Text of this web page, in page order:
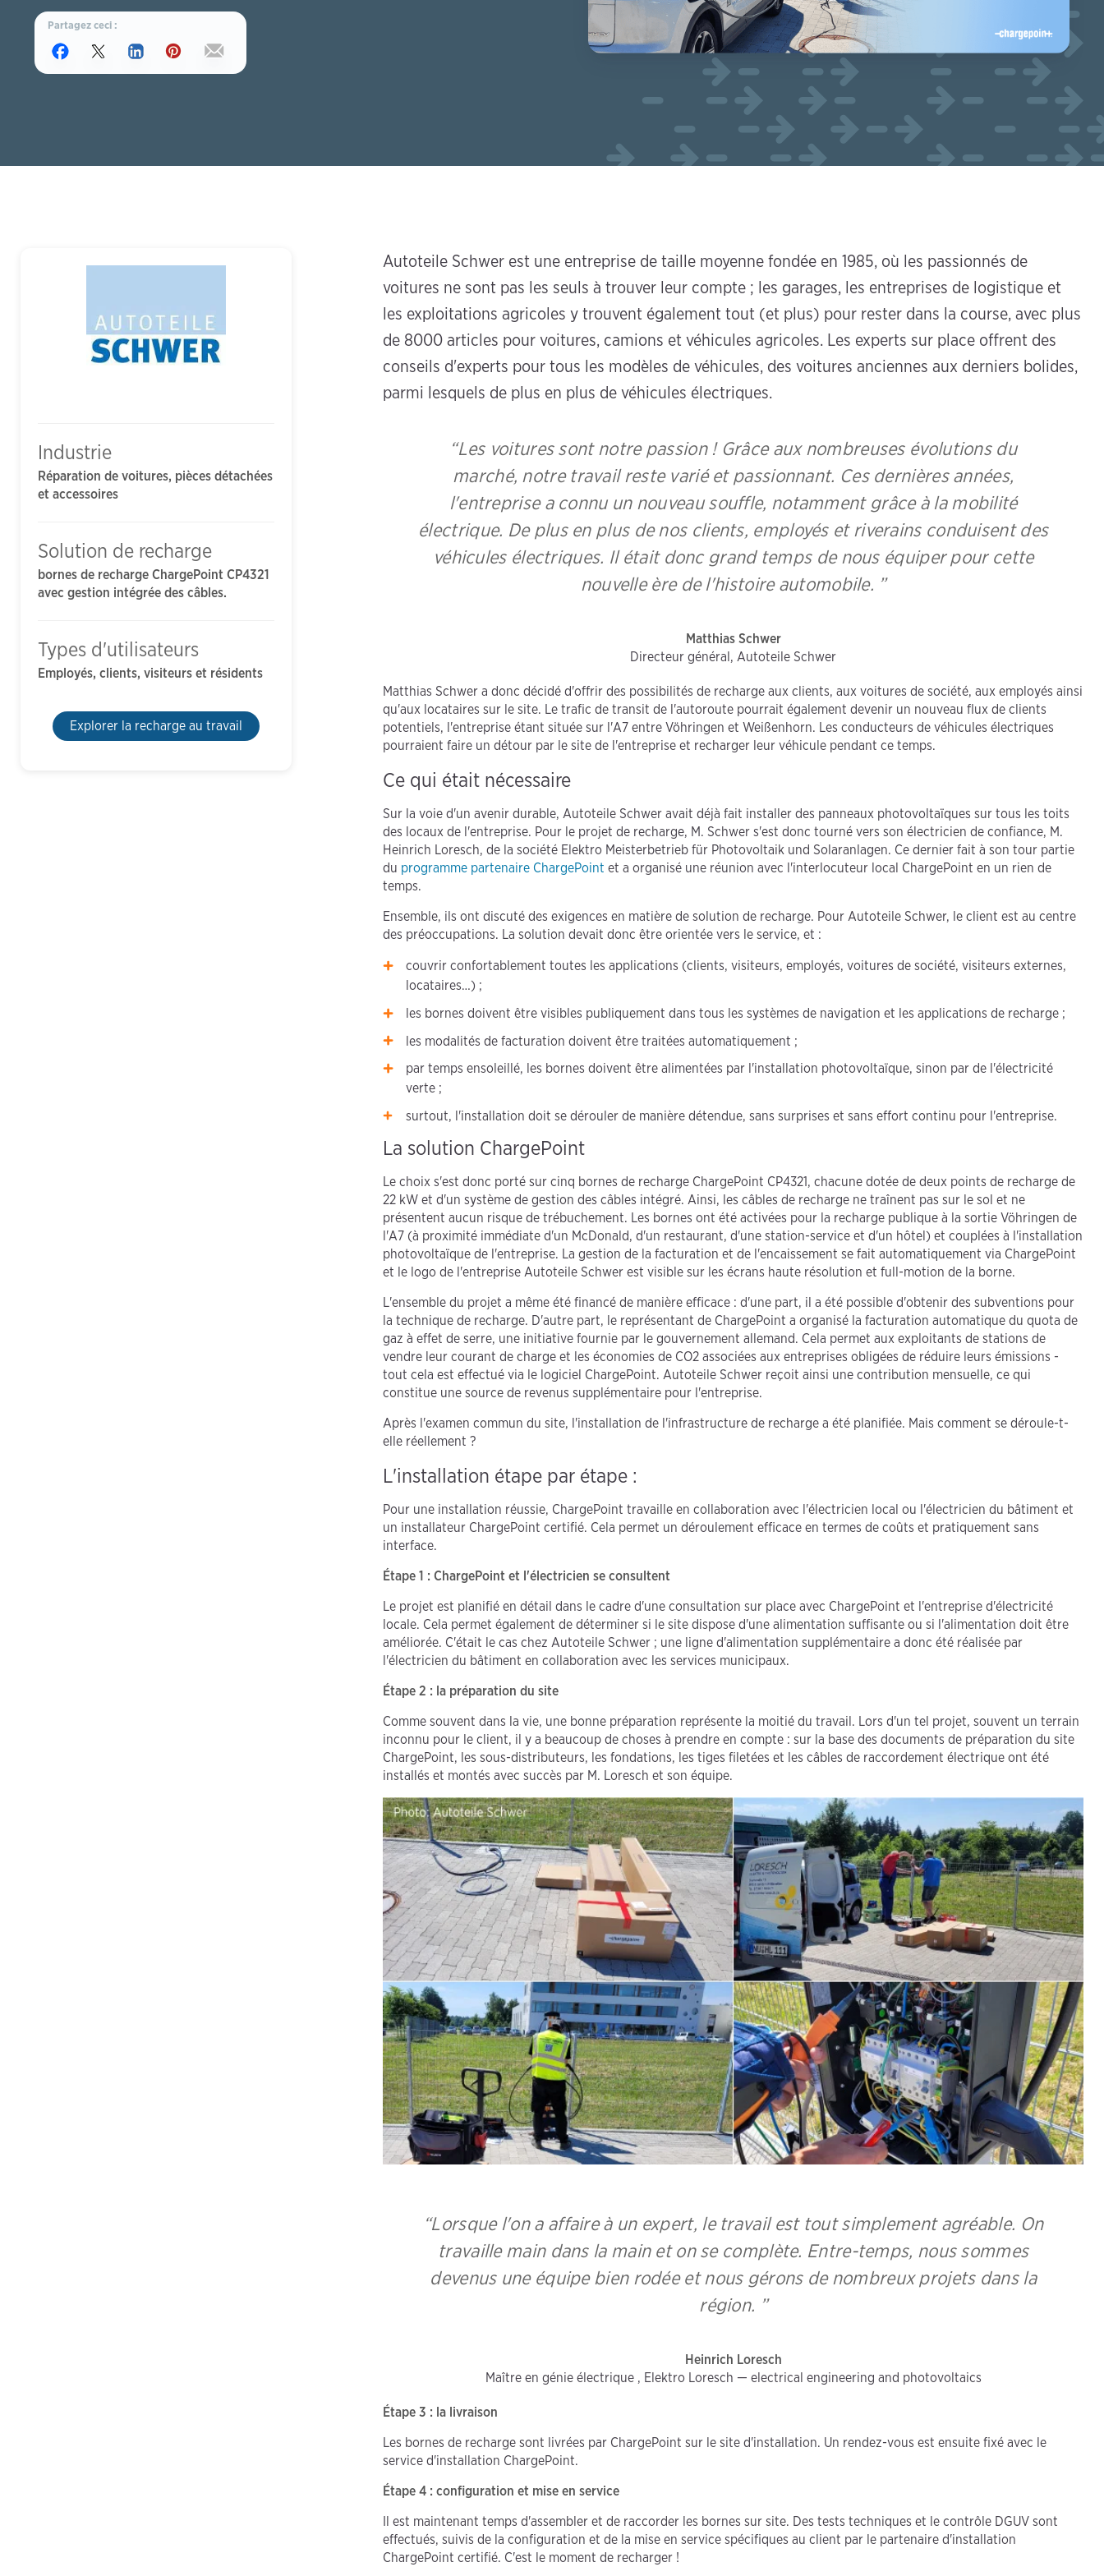
Partagez ceci :
Industrie
Réparation de voitures, pièces détachées
et accessoires
Solution de recharge
bornes de recharge ChargePoint CP4321
avec gestion intégrée des câbles.
Types d'utilisateurs
Employés, clients, visiteurs et résidents
Explorer la recharge au travail
Autoteile Schwer est une entreprise de taille moyenne fondée en 1985, où les passionnés de
voitures ne sont pas les seuls à trouver leur compte ; les garages, les entreprises de logistique et
les exploitations agricoles y trouvent également tout (et plus) pour rester dans la course, avec plus
de 8000 articles pour voitures, camions et véhicules agricoles. Les experts sur place offrent des
conseils d'experts pour tous les modèles de véhicules, des voitures anciennes aux derniers bolides,
parmi lesquels de plus en plus de véhicules électriques.
“Les voitures sont notre passion ! Grâce aux nombreuses évolutions du
marché, notre travail reste varié et passionnant. Ces dernières années,
l'entreprise a connu un nouveau souffle, notamment grâce à la mobilité
électrique. De plus en plus de nos clients, employés et riverains conduisent des
véhicules électriques. Il était donc grand temps de nous équiper pour cette
nouvelle ère de l'histoire automobile. ”
Matthias Schwer
Directeur général, Autoteile Schwer
Matthias Schwer a donc décidé d'offrir des possibilités de recharge aux clients, aux voitures de société, aux employés ainsi
qu'aux locataires sur le site. Le trafic de transit de l'autoroute pourrait également devenir un nouveau flux de clients
potentiels, l'entreprise étant située sur l'A7 entre Vöhringen et Weißenhorn. Les conducteurs de véhicules électriques
pourraient faire un détour par le site de l'entreprise et recharger leur véhicule pendant ce temps.
Ce qui était nécessaire
Sur la voie d'un avenir durable, Autoteile Schwer avait déjà fait installer des panneaux photovoltaïques sur tous les toits
des locaux de l'entreprise. Pour le projet de recharge, M. Schwer s'est donc tourné vers son électricien de confiance, M.
Heinrich Loresch, de la société Elektro Meisterbetrieb für Photovoltaik und Solaranlagen. Ce dernier fait à son tour partie
du programme partenaire ChargePoint et a organisé une réunion avec l'interlocuteur local ChargePoint en un rien de
temps.
Ensemble, ils ont discuté des exigences en matière de solution de recharge. Pour Autoteile Schwer, le client est au centre
des préoccupations. La solution devait donc être orientée vers le service, et :
couvrir confortablement toutes les applications (clients, visiteurs, employés, voitures de société, visiteurs externes,
locataires…) ;
les bornes doivent être visibles publiquement dans tous les systèmes de navigation et les applications de recharge ;
les modalités de facturation doivent être traitées automatiquement ;
par temps ensoleillé, les bornes doivent être alimentées par l'installation photovoltaïque, sinon par de l'électricité
verte ;
surtout, l'installation doit se dérouler de manière détendue, sans surprises et sans effort continu pour l'entreprise.
La solution ChargePoint
Le choix s'est donc porté sur cinq bornes de recharge ChargePoint CP4321, chacune dotée de deux points de recharge de
22 kW et d'un système de gestion des câbles intégré. Ainsi, les câbles de recharge ne traînent pas sur le sol et ne
présentent aucun risque de trébuchement. Les bornes ont été activées pour la recharge publique à la sortie Vöhringen de
l'A7 (à proximité immédiate d'un McDonald, d'un restaurant, d'une station-service et d'un hôtel) et couplées à l'installation
photovoltaïque de l'entreprise. La gestion de la facturation et de l'encaissement se fait automatiquement via ChargePoint
et le logo de l'entreprise Autoteile Schwer est visible sur les écrans haute résolution et full-motion de la borne.
L'ensemble du projet a même été financé de manière efficace : d'une part, il a été possible d'obtenir des subventions pour
la technique de recharge. D'autre part, le représentant de ChargePoint a organisé la facturation automatique du quota de
gaz à effet de serre, une initiative fournie par le gouvernement allemand. Cela permet aux exploitants de stations de
vendre leur courant de charge et les économies de CO2 associées aux entreprises obligées de réduire leurs émissions -
tout cela est effectué via le logiciel ChargePoint. Autoteile Schwer reçoit ainsi une contribution mensuelle, ce qui
constitue une source de revenus supplémentaire pour l'entreprise.
Après l'examen commun du site, l'installation de l'infrastructure de recharge a été planifiée. Mais comment se déroule-t-
elle réellement ?
L'installation étape par étape :
Pour une installation réussie, ChargePoint travaille en collaboration avec l'électricien local ou l'électricien du bâtiment et
un installateur ChargePoint certifié. Cela permet un déroulement efficace en termes de coûts et pratiquement sans
interface.
Étape 1 : ChargePoint et l'électricien se consultent
Le projet est planifié en détail dans le cadre d'une consultation sur place avec ChargePoint et l'entreprise d'électricité
locale. Cela permet également de déterminer si le site dispose d'une alimentation suffisante ou si l'alimentation doit être
améliorée. C'était le cas chez Autoteile Schwer ; une ligne d'alimentation supplémentaire a donc été réalisée par
l'électricien du bâtiment en collaboration avec les services municipaux.
Étape 2 : la préparation du site
Comme souvent dans la vie, une bonne préparation représente la moitié du travail. Lors d'un tel projet, souvent un terrain
inconnu pour le client, il y a beaucoup de choses à prendre en compte : sur la base des documents de préparation du site
ChargePoint, les sous-distributeurs, les fondations, les tiges filetées et les câbles de raccordement électrique ont été
installés et montés avec succès par M. Loresch et son équipe.
“Lorsque l'on a affaire à un expert, le travail est tout simplement agréable. On
travaille main dans la main et on se complète. Entre-temps, nous sommes
devenus une équipe bien rodée et nous gérons de nombreux projets dans la
région. ”
Heinrich Loresch
Maître en génie électrique , Elektro Loresch — electrical engineering and photovoltaics
Étape 3 : la livraison
Les bornes de recharge sont livrées par ChargePoint sur le site d'installation. Un rendez-vous est ensuite fixé avec le
service d'installation ChargePoint.
Étape 4 : configuration et mise en service
Il est maintenant temps d'assembler et de raccorder les bornes sur site. Des tests techniques et le contrôle DGUV sont
effectués, suivis de la configuration et de la mise en service spécifiques au client par le partenaire d'installation
ChargePoint certifié. C'est le moment de recharger !